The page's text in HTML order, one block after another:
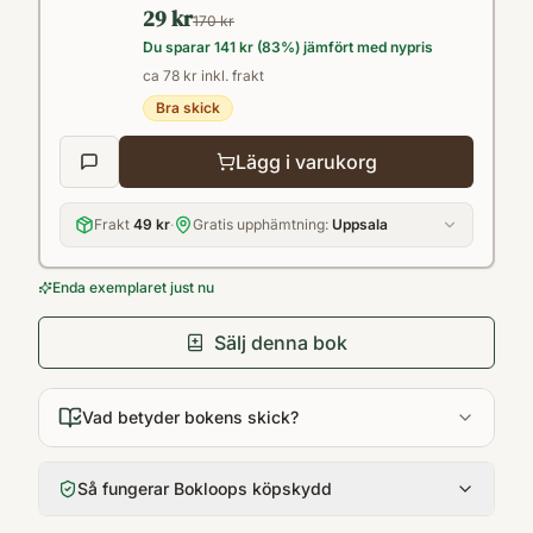
29 kr170 kr
Du sparar 141 kr (83%) jämfört med nypris
ca 78 kr inkl. frakt
Bra skick
Lägg i varukorg
Frakt 49 kr· Gratis upphämtning: Uppsala
Enda exemplaret just nu
Sälj denna bok
Vad betyder bokens skick?
Så fungerar Bokloops köpskydd